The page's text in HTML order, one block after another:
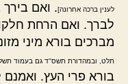
לענין ברכה אחרונה]. ואם בירך
לברך. ואם הרחת
מברכים בורא מיני
תלט, ובמהדורת תשס"ד גם בעמוד
בורא פרי העץ. ואמנם